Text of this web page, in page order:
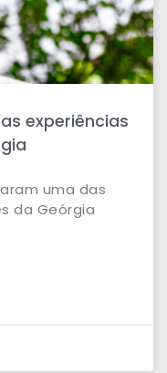
experiências
uma das
da Geórgia